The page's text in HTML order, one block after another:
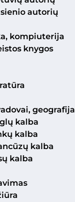
autorių
kompiuterija
knygos
geografija
kalba
kalba
kalba
kalba